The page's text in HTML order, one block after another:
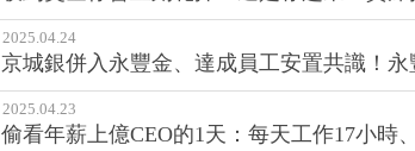
2025.04.24
京城銀併入永豐金、達成員工安置共識！
2025.04.23
偷看年薪上億CEO的1天：每天工作17小時